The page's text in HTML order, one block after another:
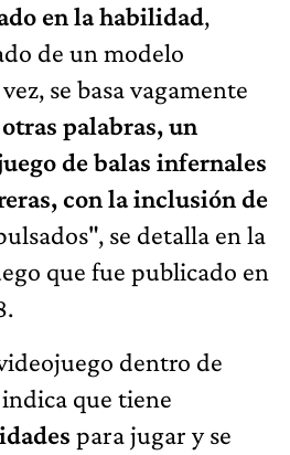
en la habilidad,
de un modelo
se basa vagamente
palabras, un
de balas infernales
con la inclusión de
se detalla en la
que fue publicado en
dentro de
que tiene
para jugar y se